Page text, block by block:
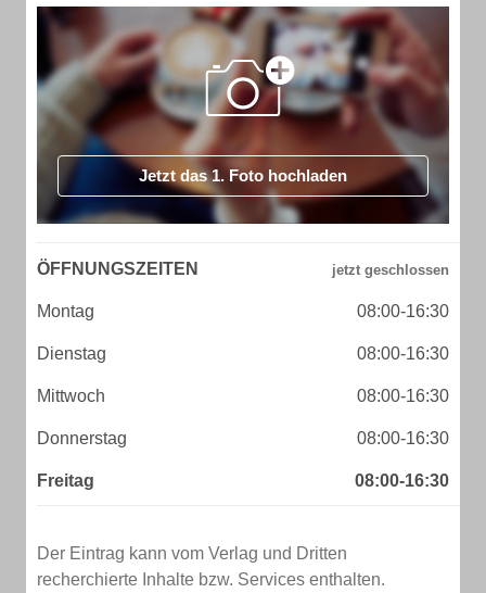
Jetzt das 1. Foto hochladen
ÖFFNUNGSZEITEN
Montag 08:00-16:30
Dienstag 08:00-16:30
Mittwoch 08:00-16:30
Donnerstag 08:00-16:30
Freitag 08:00-16:30
Der Eintrag kann vom Verlag und Dritten
recherchierte Inhalte bzw. Services enthalten.